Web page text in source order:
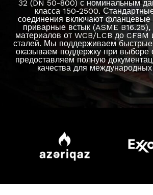
32 (DN 50-800) с номинальным
класса 150-2500.
соединения включают фланцевые
приварные встык (ASME
материалов от WCB/LCB до CF8M
сталей. Мы поддерживаем быстрые
оказываем поддержку при выборе
предоставляем полную
качества для